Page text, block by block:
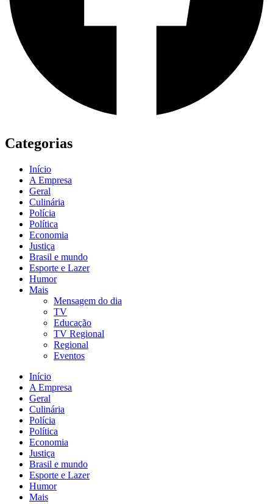
Categorias
Início
A Empresa
Geral
Culinária
Polícia
Política
Economia
Justiça
Brasil e mundo
Esporte e Lazer
Humor
Mais
Mensagem do dia
TV
Educação
TV Regional
Regional
Eventos
Início
A Empresa
Geral
Culinária
Polícia
Política
Economia
Justiça
Brasil e mundo
Esporte e Lazer
Humor
Mais